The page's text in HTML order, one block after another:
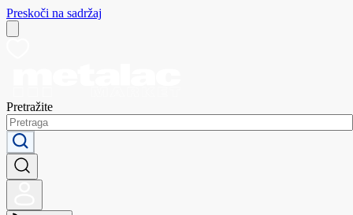
Preskoči na sadržaj
Pretražite